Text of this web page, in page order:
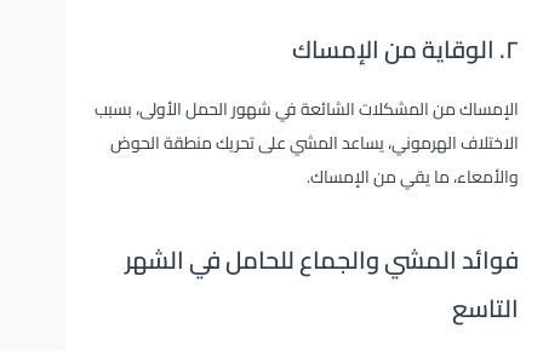
٢. الوقاية من الإمساك
الإمساك من المشكلات الشائعة في شهور الحمل الأولى، بسبب
الاختلاف الهرموني، يساعد المشي على تحريك منطقة الحوض
والأمعاء، ما يقي من الإمساك.
فوائد المشي والجماع للحامل في الشهر
التاسع